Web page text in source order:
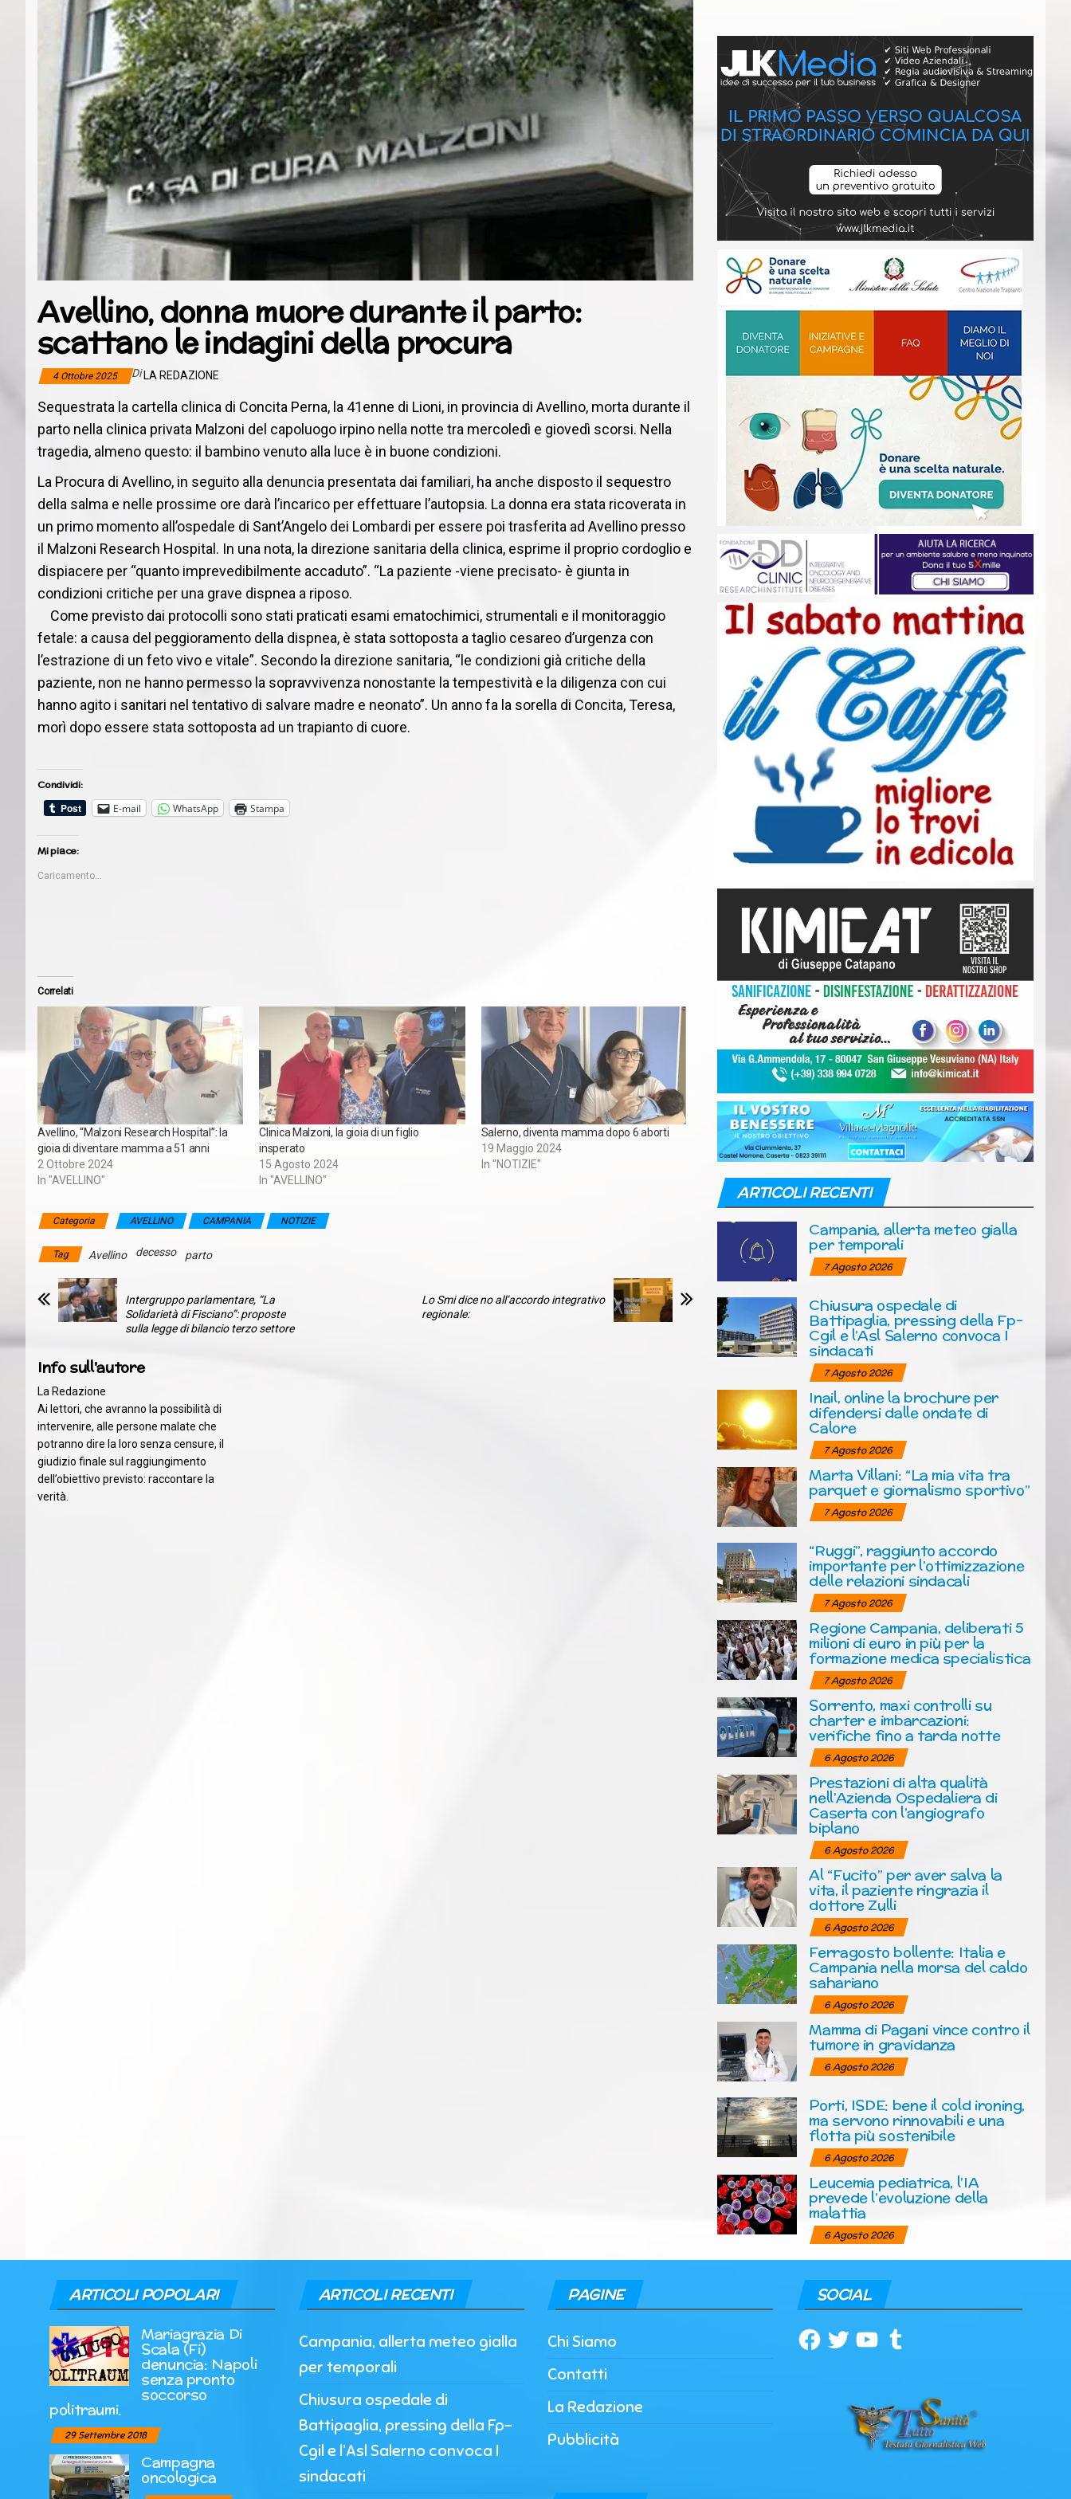
Avellino, donna muore durante il parto:
scattano le indagini della procura
4 Ottobre 2025 Di LA REDAZIONE
Sequestrata la cartella clinica di Concita Perna, la 41enne di Lioni, in provincia di Avellino, morta durante il
parto nella clinica privata Malzoni del capoluogo irpino nella notte tra mercoledì e giovedì scorsi. Nella
tragedia, almeno questo: i l bambino venuto alla luce è in buone condizioni.
La Procura di Avellino, in seguito alla denuncia presentata dai familiari, ha anche disposto il sequestro
della salma e nelle prossime ore darà l’incarico per effettuare l’autopsia. La donna era stata ricoverata in
un primo momento all’ospedale di Sant’Angelo dei Lombardi per essere poi trasferita ad Avellino presso
il Malzoni Research Hospital. In una nota, la direzione sanitaria della clinica, esprime il proprio cordoglio e
dispiacere per “quanto imprevedibilmente accaduto”. “La paziente -viene precisato- è giunta in
condizioni critiche per una grave dispnea a riposo.
Come previsto dai protocolli sono stati praticati esami ematochimici, strumentali e il monitoraggio
fetale: a causa del peggioramento della dispnea, è stata sottoposta a taglio cesareo d’urgenza con
l’estrazione di un feto vivo e vitale”. Secondo la direzione sanitaria, “le condizioni già critiche della
paziente, non ne hanno permesso la sopravvivenza nonostante la tempestività e la diligenza con cui
hanno agito i sanitari nel tentativo di salvare madre e neonato”. Un anno fa la sorella di Concita, Teresa,
morì dopo essere stata sottoposta ad un trapianto di cuore.
Condividi:
E-mail
WhatsApp Stampa
Mi piace:
Caricamento...
Correlati
Avellino, “Malzoni Research Hospital”: la
gioia di diventare mamma a 51 anni
2 Ottobre 2024
In "AVELLINO"
Clinica Malzoni, la gioia di un figlio
insperato
15 Agosto 2024
In "AVELLINO"
Salerno, diventa mamma dopo 6 aborti
19 Maggio 2024
In "NOTIZIE"
Categoria AVELLINO CAMPANIA NOTIZIE
Tag Avellino decesso parto
Intergruppo parlamentare, “La
Solidarietà di Fisciano”: proposte
sulla legge di bilancio terzo settore
Lo Smi dice no all’accordo integrativo
regionale:
Info sull'autore
La Redazione
Ai lettori, che avranno la possibilità di
intervenire, alle persone malate che
potranno dire la loro senza censure, il
giudizio finale sul raggiungimento
dell’obiettivo previsto: raccontare la
verità.
ARTICOLI RECENTI
Campania, allerta meteo gialla
per temporali
7 Agosto 2026
Chiusura ospedale di
Battipaglia, pressing della Fp-
Cgil e l’Asl Salerno convoca I
sindacati
7 Agosto 2026
Inail, online la brochure per
difendersi dalle ondate di
Calore
7 Agosto 2026
Marta Villani: “La mia vita tra
parquet e giornalismo sportivo”
7 Agosto 2026
“Ruggi”, raggiunto accordo
importante per l’ottimizzazione
delle relazioni sindacali
7 Agosto 2026
Regione Campania, deliberati 5
milioni di euro in più per la
formazione medica specialistica
7 Agosto 2026
Sorrento, maxi controlli su
charter e imbarcazioni:
verifiche fino a tarda notte
6 Agosto 2026
Prestazioni di alta qualità
nell’Azienda Ospedaliera di
Caserta con l’angiografo
biplano
6 Agosto 2026
Al “Fucito” per aver salva la
vita, il paziente ringrazia il
dottore Zulli
6 Agosto 2026
Ferragosto bollente: Italia e
Campania nella morsa del caldo
sahariano
6 Agosto 2026
Mamma di Pagani vince contro il
tumore in gravidanza
6 Agosto 2026
Porti, ISDE: bene il cold ironing,
ma servono rinnovabili e una
flotta più sostenibile
6 Agosto 2026
Leucemia pediatrica, l’IA
prevede l’evoluzione della
malattia
6 Agosto 2026
ARTICOLI POPOLARI
Mariagrazia Di
Scala (Fi)
denuncia: Napoli
senza pronto
soccorso
politraumi.
29 Settembre 2018
Campagna
oncologica
ARTICOLI RECENTI
Campania, allerta meteo gialla
per temporali
Chiusura ospedale di
Battipaglia, pressing della Fp-
Cgil e l’Asl Salerno convoca I
sindacati
PAGINE
Chi Siamo
Contatti
La Redazione
Pubblicità
SOCIAL
Facebook
TwitterYouTubeTumblr